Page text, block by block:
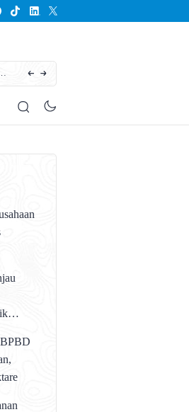
Karhutla Kotim Meluas, BPBD Sebut Sudah